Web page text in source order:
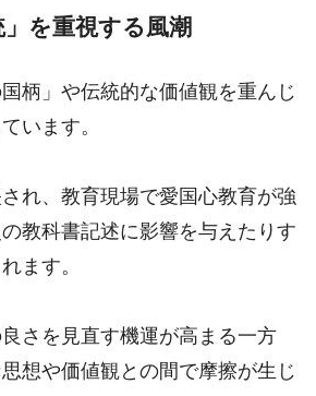
」を重視する風潮
柄」や伝統的な価値観を重んじ
います。
れ、教育現場で愛国心教育が強
教科書記述に影響を与えたりす
ます。
さを見直す機運が高まる一方
想や価値観との間で摩擦が生じ